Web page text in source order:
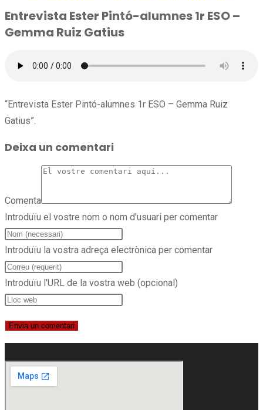
Entrevista Ester Pintó-alumnes 1r ESO –
Gemma Ruiz Gatius
“Entrevista Ester Pintó-alumnes 1r ESO – Gemma Ruiz
Gatius”.
Deixa un comentari
Comenta
Introduïu el vostre nom o nom d'usuari per comentar
Introduïu la vostra adreça electrònica per comentar
Introduïu l'URL de la vostra web (opcional)